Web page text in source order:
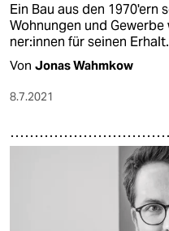
Ein Bau aus den 1970'ern
Wohnungen und
ne­r:in­nen für seinen Erhalt.
Von Jonas Wahmkow
8.7.2021